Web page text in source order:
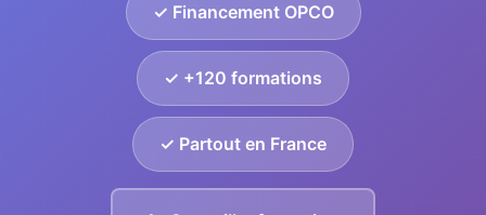
✓ Financement OPCO
✓ +120 formations
✓ Partout en France